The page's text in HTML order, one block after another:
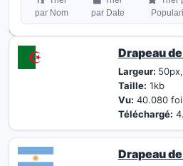
par Nom
par Date
Drapeau
Largeur: 50px,
Taille: 1kb
Vu: 40.080
Téléchargé:
Drapeau